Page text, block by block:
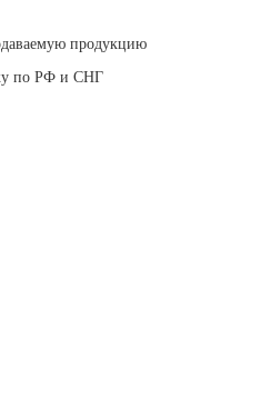
продукцию
по РФ и СНГ